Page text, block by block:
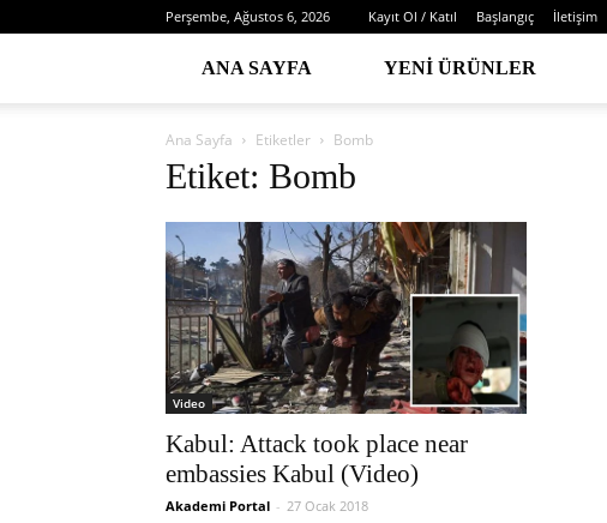
Perşembe, Ağustos 6, 2026 Kayıt Ol / Katıl Başlangıç İletişim
ANA SAYFA YENI ÜRÜNLER
Ana Sayfa Etiketler Bomb
Etiket: Bomb
Video
Kabul: Attack took place near
embassies Kabul (Video)
Akademi Portal - 27 Ocak 2018